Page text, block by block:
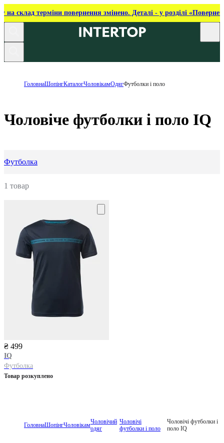
на склад терміни повернення змінено. Деталі - у розділі
ГоловнаШопінгКаталогЧоловікамОдягФутболки і поло
Чоловіче футболки і поло IQ
Футболка
1 товар
₴ 499
IQ
Футболка
Товар розкуплено
ГоловнаШопінгЧоловікамЧоловічий
одяг
Чоловічі
футболки і поло
Чоловічі футболки і
поло IQ